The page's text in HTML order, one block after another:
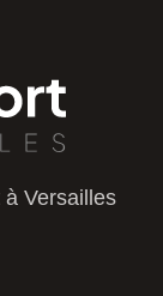
Versailles